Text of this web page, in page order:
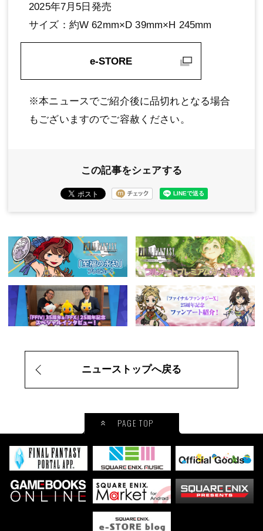
2025年7月5日発売
サイズ：約W 62mm×D 39mm×H 245mm
e-STORE
※本ニュースでご紹介後に品切れとなる場合
もございますのでご容赦ください。
この記事をシェアする
ニューストップへ戻る
PAGE TOP